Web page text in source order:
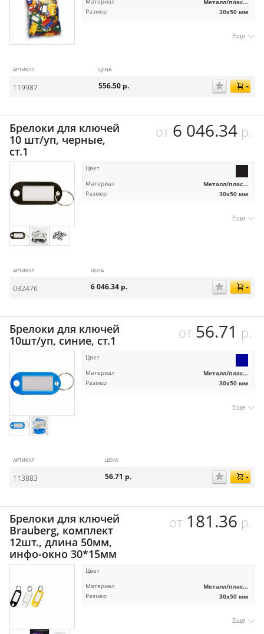
Материал Металл/плас...
Размер 30х50 мм
Еще
АРТИКУЛ ЦЕНА
119987 556.50 р.
Брелоки для ключей
10 шт/уп, черные,
ст.1
от 6 046.34р.
Цвет
Материал
Металл/плас...
Размер 30х50 мм
Еще
АРТИКУЛ ЦЕНА
032476 6 046.34 р.
Брелоки для ключей
10шт/уп, синие, ст.1
от 56.71 р.
Цвет
Материал
Металл/плас...
Размер 30х50 мм
Еще
АРТИКУЛ ЦЕНА
113883 56.71 р.
Брелоки для ключей
Brauberg, комплект
12шт., длина 50мм,
инфо-окно 30*15мм
от 181.36 р.
Цвет
Материал
Металл/плас...
Размер 30х50 мм
Еще